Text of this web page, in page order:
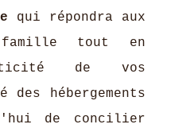
qui répondra aux
tout en
de vos
hébergements
de concilier